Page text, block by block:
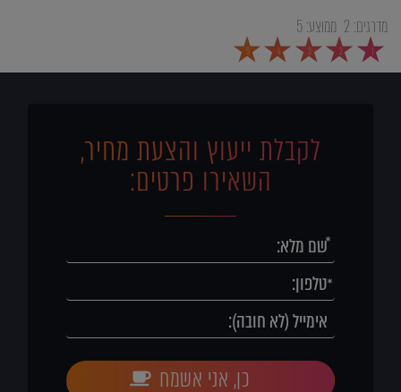
מדרגים: 2 ממוצע:5
1
2
3
4
5
לקבלת ייעוץ והצעת מחיר,
השאירו פרטים:
כן, אני אשמח